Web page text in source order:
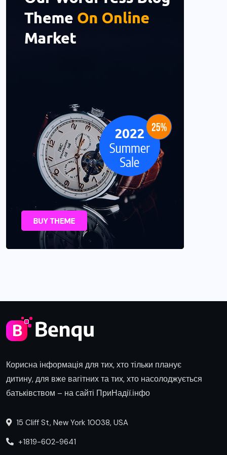
Корисна інформація для тих, хто тільки планує
дитину, для вже вагітних та тих, хто насолоджується
батьківством – на сайті ПриНадії.інфо
15 Cliff St, New York 10038, USA
+1819-602-9641